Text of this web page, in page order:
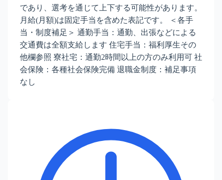
であり、選考を通じて上下する可能性があります。
月給(月額)は固定手当を含めた表記です。 ＜各手
当・制度補足＞ 通勤手当：通勤、出張などによる
交通費は全額支給します 住宅手当：福利厚生その
他欄参照 寮社宅：通勤2時間以上の方のみ利用可 社
会保険：各種社会保険完備 退職金制度：補足事項
なし